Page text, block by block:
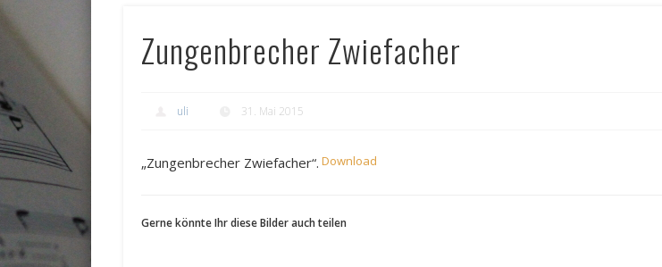
Zungenbrecher Zwiefacher
uli 31. Mai 2015
Download
„Zungenbrecher Zwiefacher“.
Gerne könnte Ihr diese Bilder auch teilen